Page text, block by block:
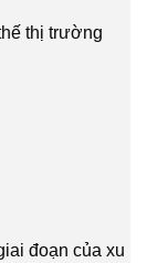
thị trường
đoạn của xu